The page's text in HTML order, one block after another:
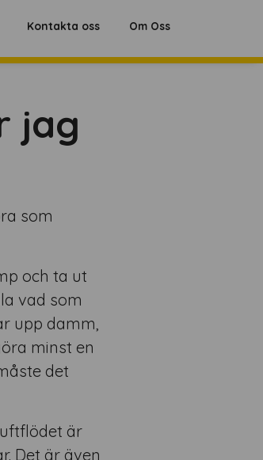
innehåll
Kontakta oss Om Oss
jag
som
och ta ut
vad som
upp damm,
minst en
det
är
Det är även